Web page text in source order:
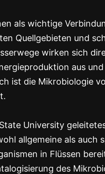
als wichtige
Quellgebieten und
wirken sich
aus
ist die Mikrobiologie
University
allgemeine als
in Flüssen
des